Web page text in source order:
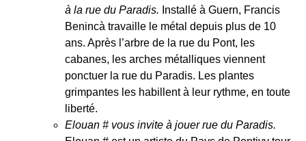
à la rue du Paradis. Installé à Guern, Francis
Benincà travaille le métal depuis plus de 10
ans. Après l’arbre de la rue du Pont, les
cabanes, les arches métalliques viennent
ponctuer la rue du Paradis. Les plantes
grimpantes les habillent à leur rythme, en toute
liberté.
Elouan # vous invite à jouer rue du Paradis.